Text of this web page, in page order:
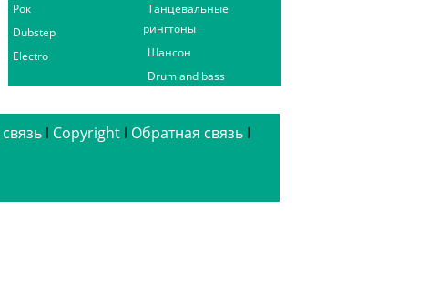
Рок
Dubstep
Electro
Танцевальные
рингтоны
Шансон
Drum and bass
ǀ Copyright ǀ Обратная связь ǀ